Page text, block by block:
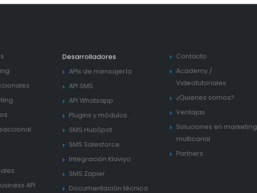
API
Desarrolladores
APIs de mensajería
API SMS
API Whatsapp
Plugins y módulos
SMS HubSpot
SMS Salesforce
Integración Klaviyo
SMS Zapier
Documentación técnica
Contacto
Academy /
Videotutoriales
¿Quienes somos?
Ventajas
Soluciones en marketing
multicanal
Partners